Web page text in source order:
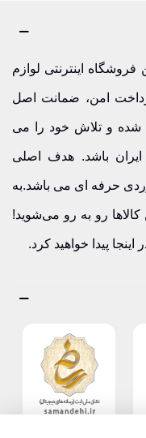
اینترنتی لوازم
امن، ضمانت اصل
شده و تلاش خود را می
ایران باشد. هدف اصلی
حرفه ای می باشد.به
رو به رو می‌شوید!
پیدا خواهید کرد.